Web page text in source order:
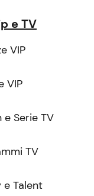
e TV
VIP
VIP
e Serie TV
TV
e Talent